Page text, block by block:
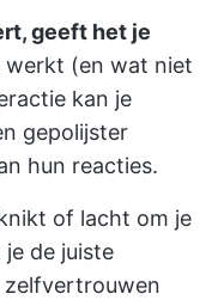
geeft het je
werkt (en wat niet
kan je
gepolijster
hun reacties.
of lacht om je
de juiste
zelfvertrouwen